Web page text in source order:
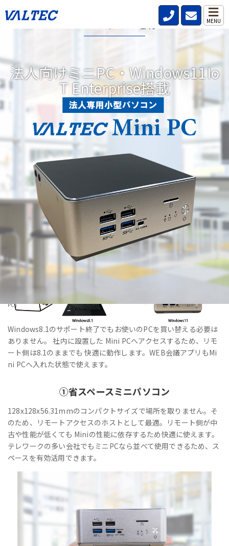
MENU
製品・サービス 法人向けPC・Windows11IoT Enterprise搭載「VALTEC Mini
PC」
法人向けミニPC・Windows11Io
T Enterprise搭載
VALTECミニPCとは?
データレス、パスワードレス、強固なセキュリティ機能を標準搭
載した小型パソコンです。
リモートワークが当たり前の時代にどこからでも安全、快適、効
率的な働き方を実現。DXにつながる3つの機能を備えています。
Windows8.1のサポート終了でもお使いのPCを買い替える必要は
ありません。 社内に設置した Mini PCへアクセスするため、リモ
ート側は8.1のままでも 快適に動作します。WEB会議アプリもMi
ni PCへ入れた状態で使えます。
①省スペースミニパソコン
128x128x56.31mmのコンパクトサイズで場所を取りません。そ
のため、リモートアクセスのホストとして最適。リモート側が中
古や性能が低くても Miniの性能に依存するため快適に使えます。
テレワークの多い会社でもミニPCなら並べて使用できるため、ス
ペースを有効活用できます。